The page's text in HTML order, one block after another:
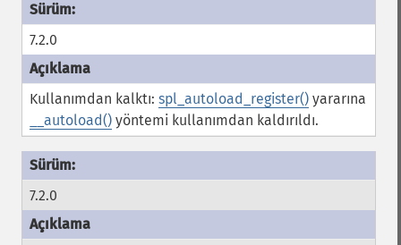
7.2.0
Kullanımdan kalktı: spl_autoload_register() yararına
__autoload() yöntemi kullanımdan kaldırıldı.
7.2.0